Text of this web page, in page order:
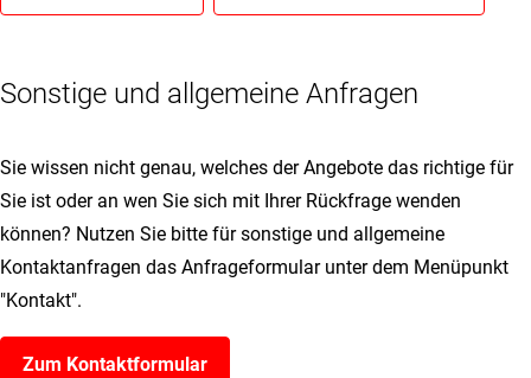
Sonstige und allgemeine Anfragen
Sie wissen nicht genau, welches der Angebote das richtige für
Sie ist oder an wen Sie sich mit Ihrer Rückfrage wenden
können? Nutzen Sie bitte für sonstige und allgemeine
Kontaktanfragen das Anfrageformular unter dem Menüpunkt
"Kontakt".
Zum Kontaktformular